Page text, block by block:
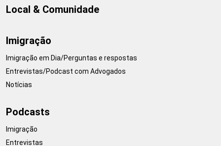
Local & Comunidade
Imigração
Imigração em Dia/Perguntas e respostas
Entrevistas/Podcast com Advogados
Notícias
Podcasts
Imigração
Entrevistas